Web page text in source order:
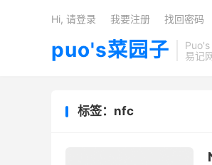
puo's菜园子
易记
Hi, 请登录 我要注册 找回密码
标签：nfc